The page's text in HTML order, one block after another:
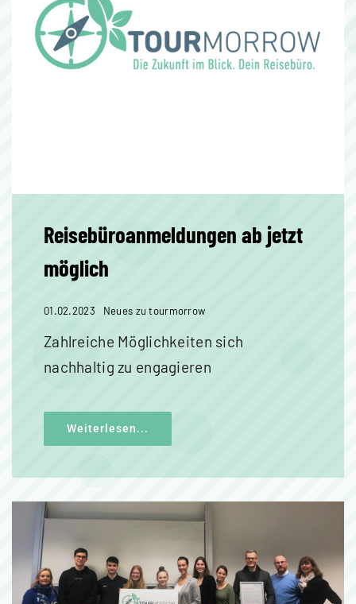
Reisebüroanmeldungen ab jetzt
möglich
01.02.2023 Neues zu tourmorrow
Zahlreiche Möglichkeiten sich
nachhaltig zu engagieren
Weiterlesen...